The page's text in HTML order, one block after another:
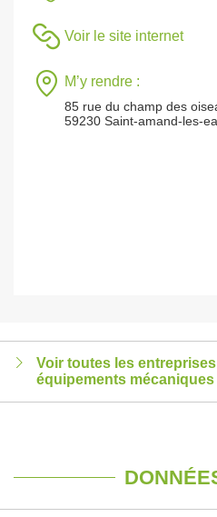
Voir le site internet
M’y rendre :
85 rue du champ des
59230 Saint-amand-les-
Voir toutes les
équipements